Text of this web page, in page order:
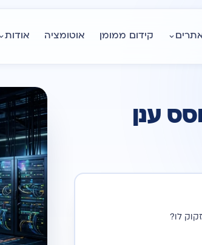
קידום ממומן אוטומציה אודות
ענן
לו?